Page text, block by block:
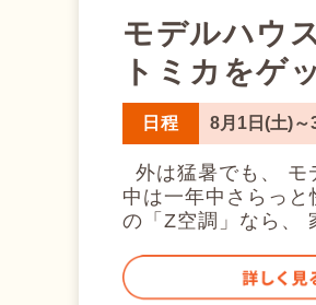
モデルハウ
トミカをゲ
日程 8月1日(土)～
中は一年中さらっと快
の「Z空調」なら、 家じゅうどこ
ます。 「夏の家ってこんなに快
適なんだ！」そん